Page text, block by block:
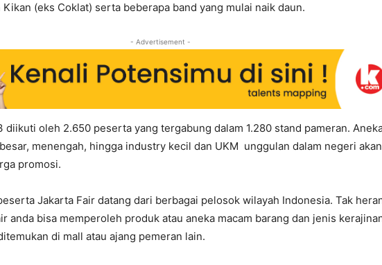
(eks Coklat) serta beberapa band yang mulai naik daun.
- Advertisement -
diikuti oleh 2.650 peserta yang tergabung dalam 1.280 stand pameran.
menengah, hingga industry kecil dan UKM unggulan dalam negeri akan
promosi.
Jakarta Fair datang dari berbagai pelosok wilayah Indonesia. Tak
anda bisa memperoleh produk atau aneka macam barang dan jenis
di mall atau ajang pemeran lain.